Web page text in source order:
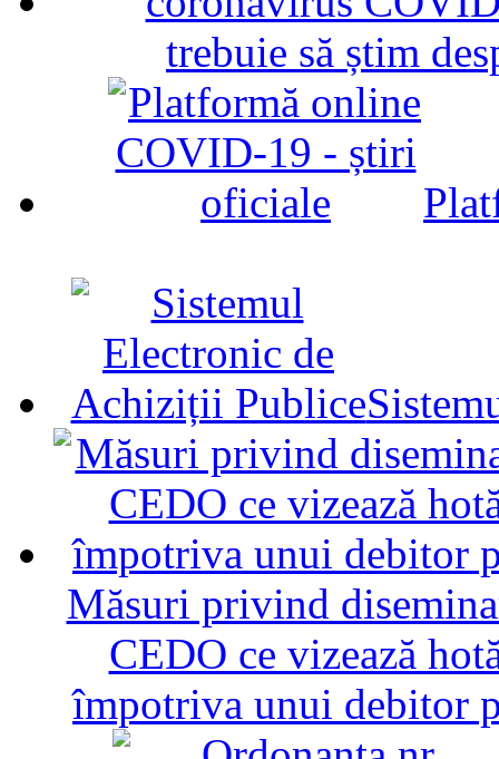
trebuie să știm
Măsuri privind
CEDO ce vizează
împotriva unui debitor